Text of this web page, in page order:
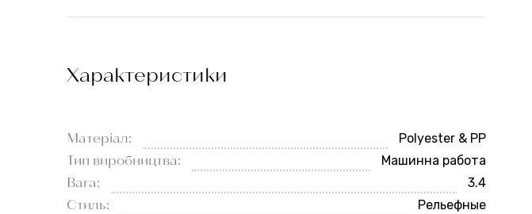
Характеристики
Матеріал:
Polyester & PP
Тип виробництва:
Машинна работа
Вага:
3.4
Стиль:
Рельефные